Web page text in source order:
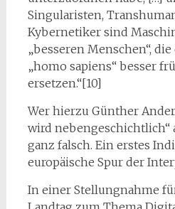
Singularisten,
Kybernetiker sind
„besseren Menschen“,
„homo sapiens“ besser
ersetzen.“[10]
Wer hierzu Günther
wird
ganz falsch. Ein erstes
europäische Spur der
In einer Stellungnahme